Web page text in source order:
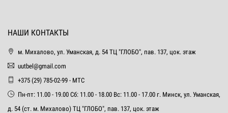
НАШИ КОНТАКТЫ
м. Михалово, ул. Уманская, д. 54 ТЦ "ГЛОБО", пав. 137, цок. этаж
uutbel@gmail.com
+375 (29) 785-02-99 - МТС
Пн-пт: 11.00 - 19.00 Сб: 11.00 - 18.00 Вс: 11.00 - 17.00 г. Минск, ул. Уманская,
д. 54 (ст. м. Михалово) ТЦ "ГЛОБО", пав. 137, цок. этаж